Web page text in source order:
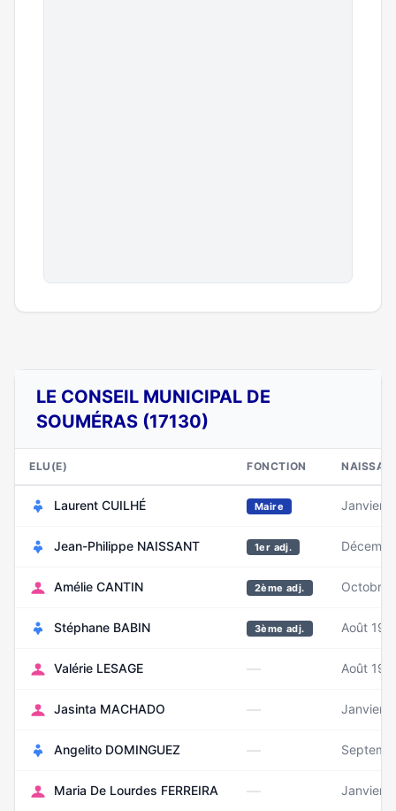
LE CONSEIL MUNICIPAL DE
SOUMÉRAS (17130)
ELU(E) FONCTION
Laurent CUILHÉ Maire Janvier
Jean-Philippe NAISSANT 1er adj.
Amélie CANTIN 2ème adj. Octobre
Stéphane BABIN 3ème adj. Août
Valérie LESAGE — Août
Jasinta MACHADO — Janvier
Angelito DOMINGUEZ —
Maria De Lourdes FERREIRA — Janvier